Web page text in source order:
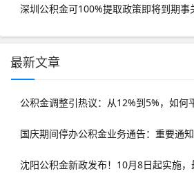
深圳公积金可100%提取政策即将到期事
最新文章
国庆期间停办公积金业务通告：重要通
沈阳公积金新政发布！10月8日起实施，